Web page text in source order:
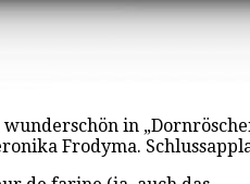
in
Frodyma.